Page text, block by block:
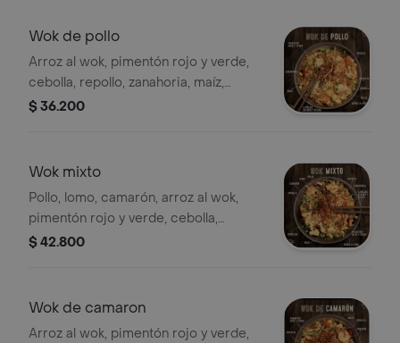
Wok de pollo
Arroz al wok, pimentón rojo y verde,
cebolla, repollo, zanahoria, maíz,
cebolla puerro, cebollín, ajonjolí, pollo.
$ 36.200
Wok mixto
Pollo, lomo, camarón, arroz al wok,
pimentón rojo y verde, cebolla,
repollo, zanahoria, maíz, cebolla
$ 42.800
Wok de camaron
Arroz al wok, pimentón rojo y verde,